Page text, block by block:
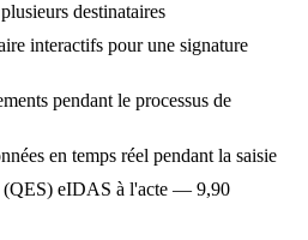
destinataires
interactifs pour une signature
pendant le processus de
en temps réel pendant la saisie
(QES) eIDAS à l'acte — 9,90